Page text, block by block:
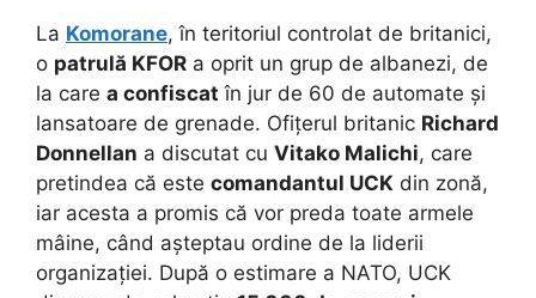
La Komorane, în teritoriul controlat de britanici,
o patrulă KFOR a oprit un grup de albanezi, de
la care a confiscat în jur de 60 de automate și
lansatoare de grenade. Ofițerul britanic Richard
Donnellan a discutat cu Vitako Malichi, care
pretindea că este comandantul UCK din zonă,
iar acesta a promis că vor preda toate armele
mâine, când așteptau ordine de la liderii
organizației. După o estimare a NATO, UCK